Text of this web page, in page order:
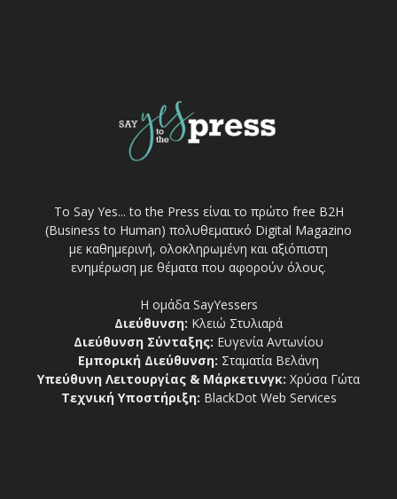
Το Say Yes... to the Press είναι το πρώτο free Β2Η
(Business to Human) πολυθεματικό Digital Magazino
με καθημερινή, ολοκληρωμένη και αξιόπιστη
ενημέρωση με θέματα που αφορούν όλους.
Η ομάδα SayYessers
Διεύθυνση: Κλειώ Στυλιαρά
Διεύθυνση Σύνταξης: Ευγενία Αντωνίου
Εμπορική Διεύθυνση: Σταματία Βελάνη
Υπεύθυνη Λειτουργίας & Μάρκετινγκ: Χρύσα Γώτα
Τεχνική Υποστήριξη: BlackDot Web Services